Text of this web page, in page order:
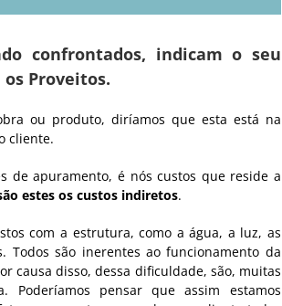
confrontados, indicam o seu
Proveitos.
ou produto, diríamos que esta está na
cliente.
de apuramento, é nós custos que reside a
estes os custos indiretos.
com a estrutura, como a água, a luz, as
Todos são inerentes ao funcionamento da
causa disso, dessa dificuldade, são, muitas
Poderíamos pensar que assim estamos